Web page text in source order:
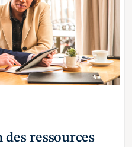
ressources